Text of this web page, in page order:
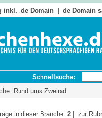
inkl. .de Domain de Domain
Schnellsuche:
Rund ums Zweirad
in dieser Branche: 2 | zur